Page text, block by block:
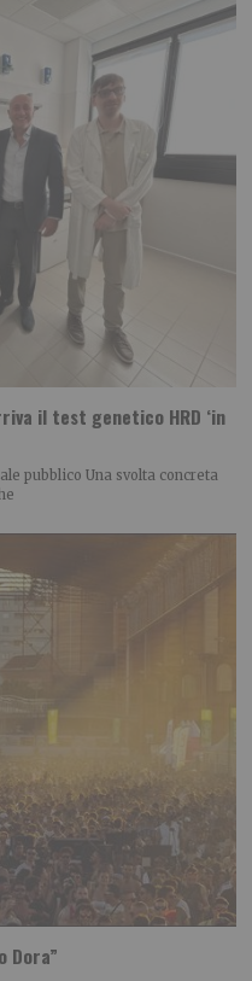
il test genetico HRD ‘in
pubblico Una svolta concreta
Dora”